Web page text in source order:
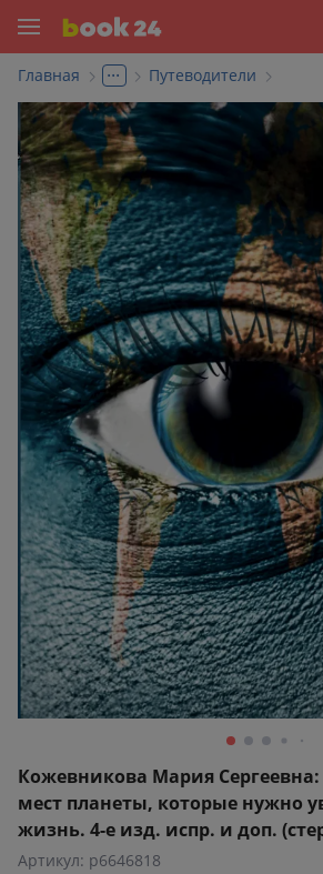
Главная ... Путеводители
Кожевникова Мария
мест планеты, которые нужно
жизнь. 4-е изд. испр. и доп.
Артикул: p6646818